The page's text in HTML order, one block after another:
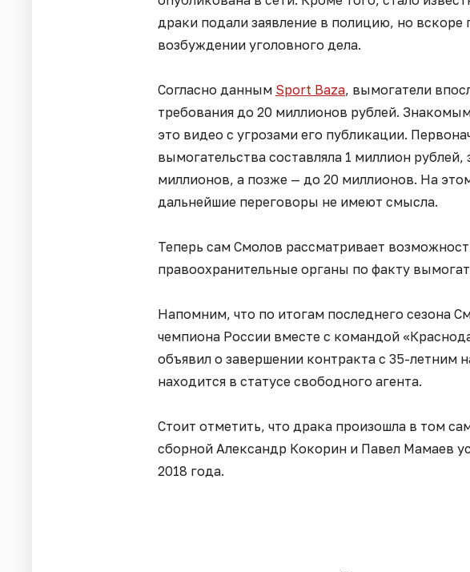
драки подали заявление в полицию, но вскоре
возбуждении уголовного дела.
Согласно данным Sport Baza, вымогатели
требования до 20 миллионов рублей.
это видео с угрозами его публикации.
вымогательства составляла 1 миллион рублей,
миллионов, а позже — до 20 миллионов. На
дальнейшие переговоры не имеют смысла.
Теперь сам Смолов рассматривает
правоохранительные органы по факту
Напомним, что по итогам последнего сезона
чемпиона России вместе с командой
объявил о завершении контракта с 35-
находится в статусе свободного агента.
Стоит отметить, что драка произошла в том
сборной Александр Кокорин и Павел Мамаев
2018 года.